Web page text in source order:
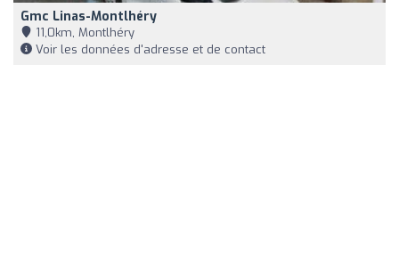
Gmc Linas-Montlhéry
11,0km, Montlhéry
Voir les données d'adresse et de contact